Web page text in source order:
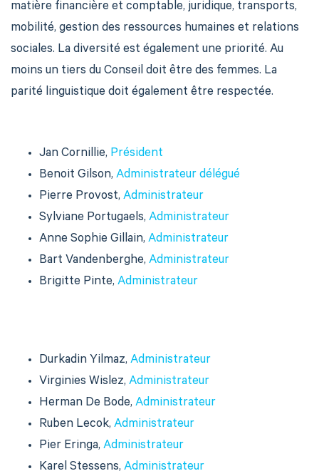
matière financière et comptable, juridique, transports,
mobilité, gestion des ressources humaines et relations
sociales. La diversité est également une priorité. Au
moins un tiers du Conseil doit être des femmes. La
parité linguistique doit également être respectée.
Jan Cornillie, Président
Benoit Gilson, Administrateur délégué
Pierre Provost, Administrateur
Sylviane Portugaels, Administrateur
Anne Sophie Gillain, Administrateur
Bart Vandenberghe, Administrateur
Brigitte Pinte, Administrateur
Durkadin Yilmaz, Administrateur
Virginies Wislez, Administrateur
Herman De Bode, Administrateur
Ruben Lecok, Administrateur
Pier Eringa, Administrateur
Karel Stessens, Administrateur